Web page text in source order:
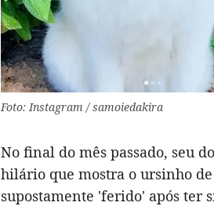
Foto: Instagram / samoiedakira
No final do mês passado, seu
hilário que mostra o ursinho
supostamente 'ferido' após ter